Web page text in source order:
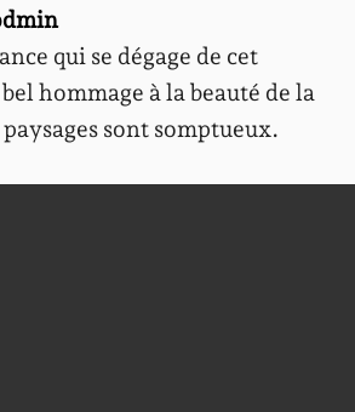
qui se dégage de cet
hommage à la beauté de la
sont somptueux.